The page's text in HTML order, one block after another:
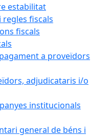
estabilitat
fiscals
fiscals
a proveïdors
adjudicataris i/o
institucionals
general de béns i